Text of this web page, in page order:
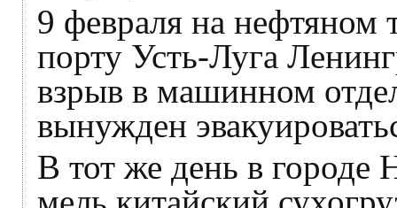
9 февраля на нефтяном
порту Усть-Луга
взрыв в машинном
вынужден
В тот же день в городе